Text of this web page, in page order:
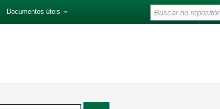
Documentos úteis